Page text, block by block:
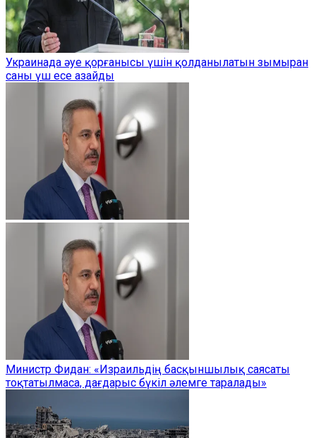
Украинада әуе қорғанысы үшін қолданылатын зымыран
саны үш есе азайды
Министр Фидан: «Израильдің басқыншылық саясаты
тоқтатылмаса, дағдарыс бүкіл әлемге таралады»